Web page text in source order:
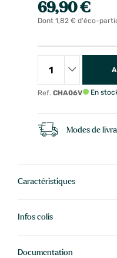
69,90 €
Dont 1,82 € d'éco-
Ref. CHA06V En
Modes de
Caractéristiques
Infos colis
Documentation